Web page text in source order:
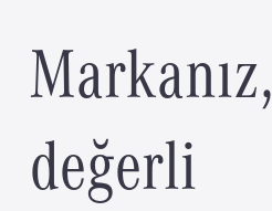
Markanız,
değerli